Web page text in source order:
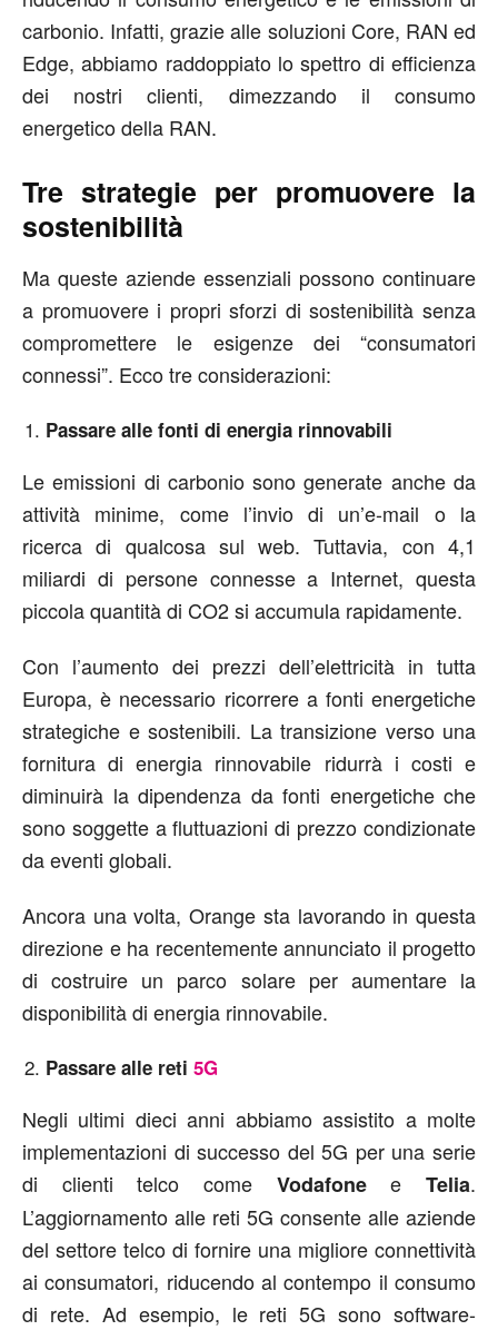
carbonio. Infatti, grazie alle soluzioni Core, RAN ed
Edge, abbiamo raddoppiato lo spettro di efficienza
dei nostri clienti, dimezzando il consumo
energetico della RAN.
Tre strategie per promuovere la
sostenibilità
Ma queste aziende essenziali possono continuare
a promuovere i propri sforzi di sostenibilità senza
compromettere le esigenze dei “consumatori
connessi”. Ecco tre considerazioni:
Passare alle fonti di energia rinnovabili
Le emissioni di carbonio sono generate anche da
attività minime, come l’invio di un’e-mail o la
ricerca di qualcosa sul web. Tuttavia, con 4,1
miliardi di persone connesse a Internet, questa
piccola quantità di CO2 si accumula rapidamente.
Con l’aumento dei prezzi dell’elettricità in tutta
Europa, è necessario ricorrere a fonti energetiche
strategiche e sostenibili. La transizione verso una
fornitura di energia rinnovabile ridurrà i costi e
diminuirà la dipendenza da fonti energetiche che
sono soggette a fluttuazioni di prezzo condizionate
da eventi globali.
Ancora una volta, Orange sta lavorando in questa
direzione e ha recentemente annunciato il progetto
di costruire un parco solare per aumentare la
disponibilità di energia rinnovabile.
Passare alle reti 5G
Negli ultimi dieci anni abbiamo assistito a molte
implementazioni di successo del 5G per una serie
di clienti telco come VodafoneeTelia.
L’aggiornamento alle reti 5G consente alle aziende
del settore telco di fornire una migliore connettività
ai consumatori, riducendo al contempo il consumo
di rete. Ad esempio, le reti 5G sono software-